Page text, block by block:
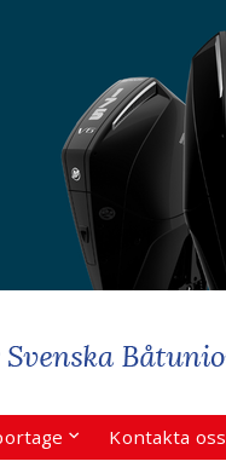
Kontakta oss